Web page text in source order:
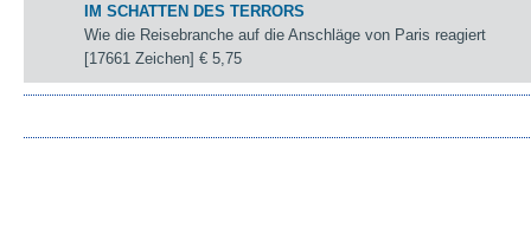
IM SCHATTEN DES TERRORS
Wie die Reisebranche auf die Anschläge von Paris reagiert
[17661 Zeichen]€ 5,75